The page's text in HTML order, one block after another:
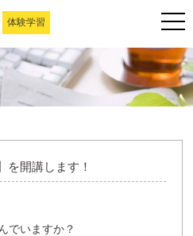
体験学習
を開講します！
でいますか？